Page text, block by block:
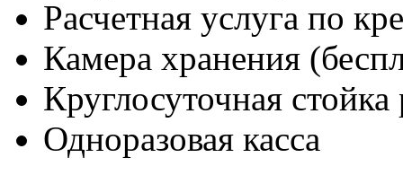
Расчетная услуга по
Камера хранения
Круглосуточная стойка
Одноразовая касса